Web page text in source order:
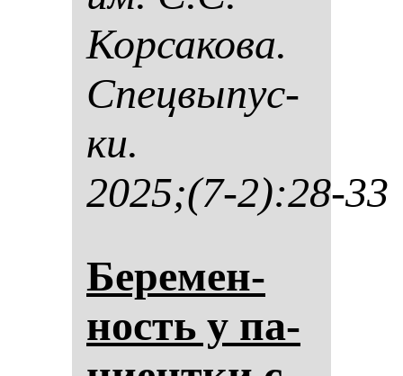
Кор­са­ко­ва.
Спец­вы­пус­
ки.
2025;(7-2):28-33
Бе­ре­мен­
ность у па­